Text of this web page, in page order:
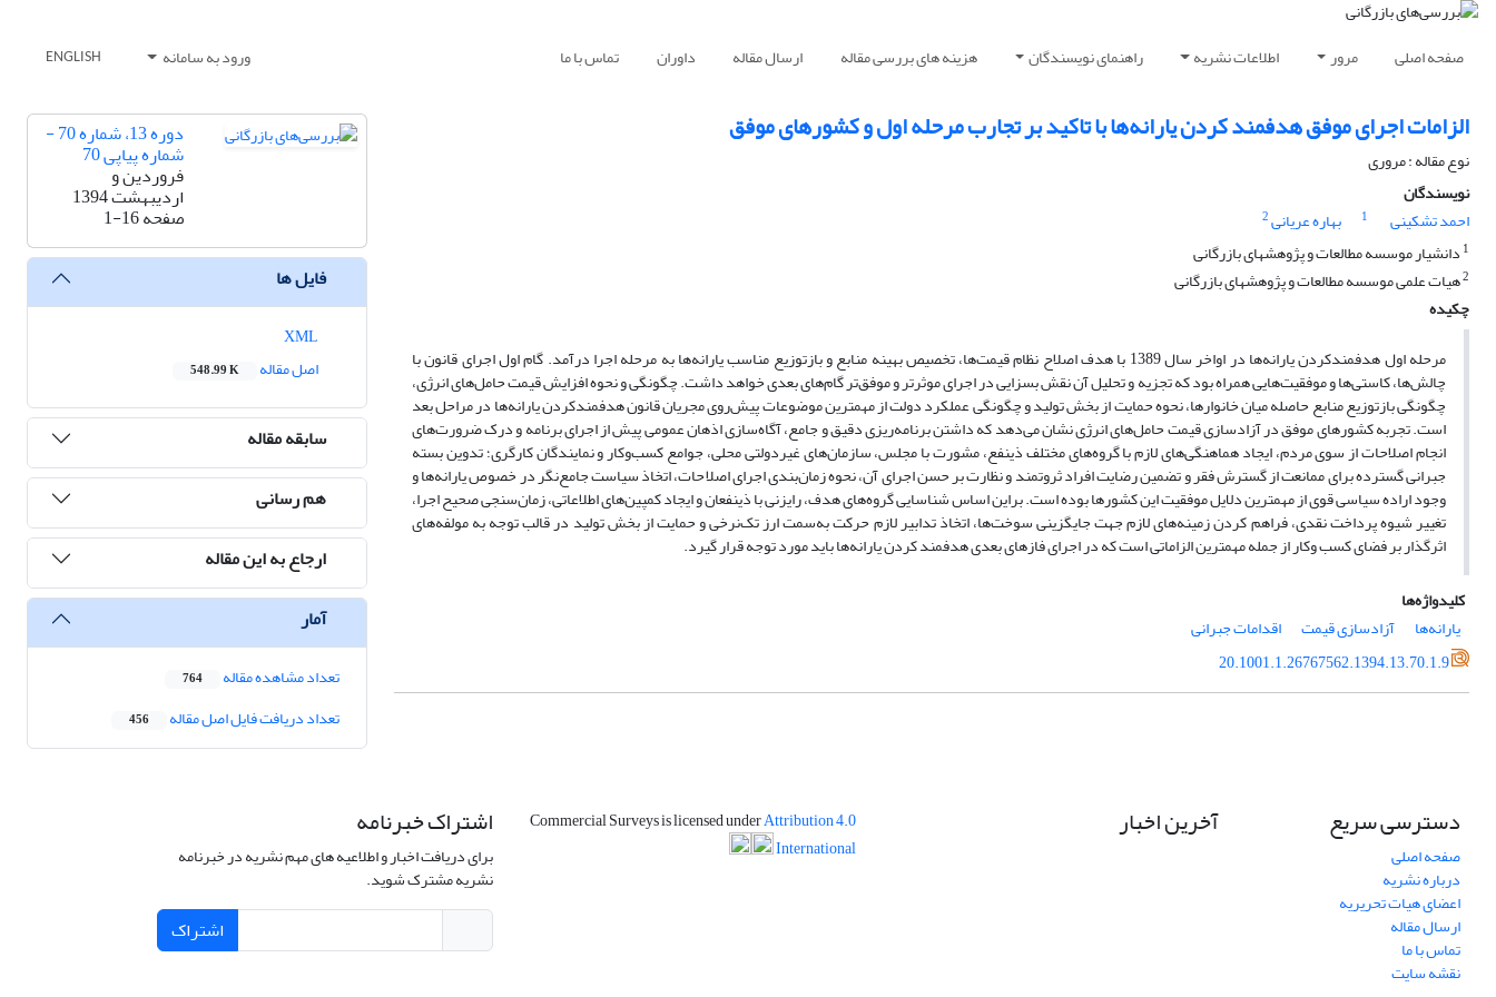
صفحه اصلی مرور اطلاعات نشریه راهنمای نویسندگان هزینه های بررسی مقاله ارسال مقاله داوران تماس با ما ورود به سامانه ENGLISH
الزامات اجرای موفق هدفمند کردن یارانه‌‌‌ها با تاکید بر تجارب مرحله اول و کشورهای موفق
نوع مقاله : مروری
نویسندگان
احمد تشکینی
1 بهاره عریانی2
1 دانشیار موسسه مطالعات و پژوهشهای بازرگانی
2هیات علمی موسسه مطالعات و پژوهشهای بازرگانی
چکیده
مرحله اول هدفمندکردن یارانه‌‌‌ها در اواخر سال 1389 با هدف اصلاح نظام قیمت‌‌‌ها، تخصیص بهینه منابع و بازتوزیع مناسب یارانه‌‌‌ها به مرحله اجرا درآمد. گام اول اجرای قانون با
چالش‌‌‌ها، کاستی‌‌‌ها و موفقیت‌‌‌هایی همراه بود که تجزیه و تحلیل آن نقش بسزایی در اجرای موثرتر و موفق‌‌‌تر گام‌‌‌های بعدی خواهد داشت. چگونگی و نحوه افزایش قیمت حامل‌‌‌های انرژی،
چگونگی بازتوزیع منابع حاصله میان خانوارها، نحوه حمایت از بخش تولید و چگونگی عملکرد دولت از مهمترین موضوعات پیش‌‌‌روی مجریان قانون هدفمندکردن یارانه‌‌‌ها در مراحل بعد
است. تجربه کشورهای موفق در آزادسازی قیمت حامل‌‌‌های انرژی نشان می‌دهد که داشتن برنامه‌ریزی دقیق و جامع، آگاه‌سازی اذهان عمومی پیش از اجرای برنامه و درک ضرورت‌های
انجام اصلاحات از سوی مردم، ایجاد هماهنگی‌های لازم با گروه‌های مختلف ذینفع، مشورت با مجلس، سازمان‌های غیردولتی محلی، جوامع کسب‌وکار و نمایندگان کارگری؛ تدوین بسته
جبرانی گسترده‌‌‌ برای ممانعت از گسترش فقر و تضمین رضایت افراد ثروتمند و نظارت بر حسن اجرای آن، نحوه زمان‌بندی اجرای اصلاحات، اتخاذ سیاست جامع‌نگر در خصوص یارانه‌ها و
وجود اراده سیاسی قوی از مهمترین دلایل موفقیت این کشورها بوده است. براین اساس شناسایی گروه‌های هدف، رایزنی با ذینفعان و ایجاد کمپین‌‌‌های اطلاعاتی، زمان‌‌‌سنجی صحیح اجرا،
تغییر شیوه پرداخت نقدی، فراهم کردن زمینه‌های لازم جهت جایگزینی سوخت‌ها، اتخاذ تدابیر لازم حرکت به‌سمت ارز تک‌نرخی و حمایت از بخش تولید در قالب توجه به مولفه‌‌‌های
اثرگذار بر فضای کسب ‌‌‌وکار از جمله مهمترین الزاماتی است که در اجرای فازهای بعدی هدفمند کردن یارانه‌ها باید مورد توجه قرار گیرد.
کلیدواژه‌ها
یارانه‌ها
آزادسازی قیمت
اقدامات جبرانی
20.1001.1.26767562.1394.13.70.1.9
دوره 13، شماره 70 -
شماره پیاپی 70
فروردین و
اردیبهشت 1394
صفحه1-16
فایل ها
اصل مقاله
548.99 K
سابقه مقاله
هم رسانی
ارجاع به این مقاله
آمار
تعداد مشاهده مقاله 764
تعداد دریافت فایل اصل مقاله 456
دسترسی سریع
صفحه اصلی
درباره نشریه
اعضای هیات تحریریه
ارسال مقاله
تماس با ما
نقشه سایت
آخرین اخبار Commercial Surveys is licensed underAttribution 4.0
International
اشتراک خبرنامه
برای دریافت اخبار و اطلاعیه های مهم نشریه در خبرنامه
نشریه مشترک شوید.
اشتراک